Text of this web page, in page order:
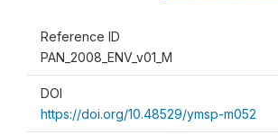
Reference ID
PAN_2008_ENV_v01_M
DOI
https://doi.org/10.48529/ymsp-m052